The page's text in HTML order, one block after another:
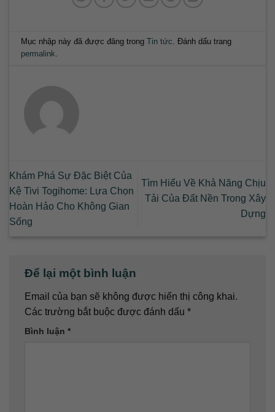
Mục nhập này đã được đăng trongTin tức. Đánh dấu trang
permalink.
Khám Phá Sự Đặc Biệt Của
Kệ Tivi Togihome: Lựa Chọn
Hoàn Hảo Cho Không Gian
Sống
Tìm Hiểu Về Khả Năng Chịu
Tải Của Đất Nền Trong Xây
Dựng
Để lại một bình luận
Email của bạn sẽ không được hiển thị công khai.
Các trường bắt buộc được đánh dấu *
Bình luận *